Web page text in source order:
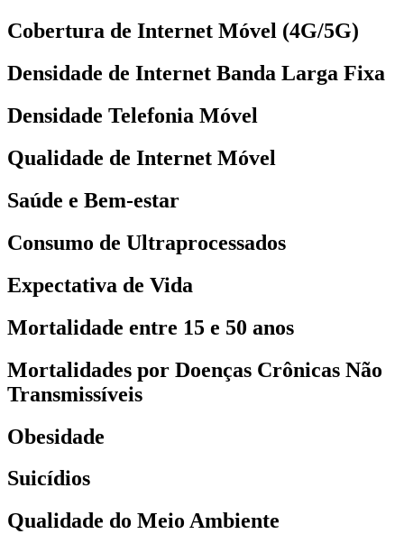
Cobertura de Internet Móvel (4G/5G)
Densidade de Internet Banda Larga Fixa
Densidade Telefonia Móvel
Qualidade de Internet Móvel
Saúde e Bem-estar
Consumo de Ultraprocessados
Expectativa de Vida
Mortalidade entre 15 e 50 anos
Mortalidades por Doenças Crônicas Não
Transmissíveis
Obesidade
Suicídios
Qualidade do Meio Ambiente